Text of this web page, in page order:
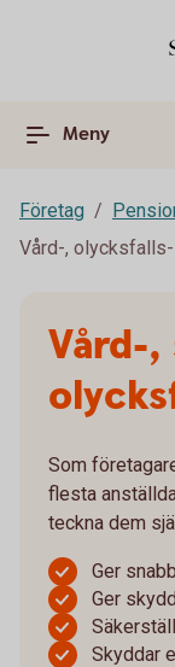
Meny
Företag
Vård-,
Vård-
Som
flesta
teckna dem
Ger
Ger
Skyddar